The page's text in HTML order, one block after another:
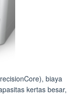
biaya
kertas besar,